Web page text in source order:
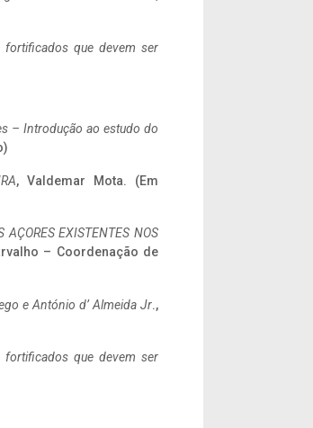
que devem ser
– Introdução ao estudo do
, Valdemar Mota. (Em
AÇORES EXISTENTES NOS
– Coordenação de
e António d’ Almeida Jr.,
que devem ser